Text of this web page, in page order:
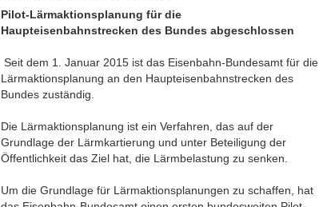
Pilot-Lärmaktionsplanung für die
Haupteisenbahnstrecken des Bundes abgeschlossen
Seit dem 1. Januar 2015 ist das Eisenbahn-Bundesamt für die
Lärmaktionsplanung an den Haupteisenbahnstrecken des
Bundes zuständig.
Die Lärmaktionsplanung ist ein Verfahren, das auf der
Grundlage der Lärmkartierung und unter Beteiligung der
Öffentlichkeit das Ziel hat, die Lärmbelastung zu senken.
Um die Grundlage für Lärmaktionsplanungen zu schaffen, hat